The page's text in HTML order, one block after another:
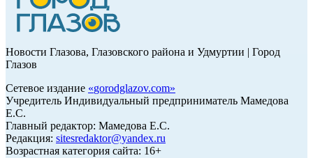
Новости Глазова, Глазовского района и Удмуртии | Город
Глазов
Сетевое издание «gorodglazov.com»
Учредитель Индивидуальный предприниматель Мамедова
Е.С.
Главный редактор: Мамедова Е.С.
Редакция: sitesredaktor@yandex.ru
Возрастная категория сайта: 16+